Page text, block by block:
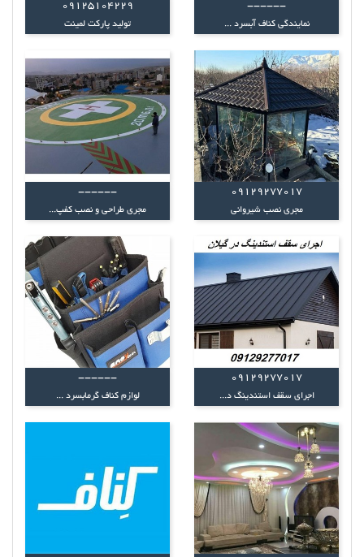
------
نمایندگی کناف آبسرد ...
09125104229
تولید پارکت لمینت
09129277017
مجری نصب شیروانی
------
مجری طراحی و نصب کفپ...
09129277017
اجرای سقف استندینگ د...
------
لوازم کناف گرمابسرد ...